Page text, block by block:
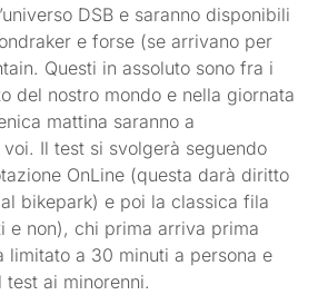
DSB e saranno disponibili
e forse (se arrivano per
Questi in assoluto sono fra i
del nostro mondo e nella giornata
mattina saranno a
Il test si svolgerà seguendo
OnLine (questa darà diritto
bikepark) e poi la classica fila
e non), chi prima arriva prima
limitato a 30 minuti a persona e
ai minorenni.